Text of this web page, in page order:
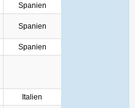
Spanien
Spanien
Spanien
Italien